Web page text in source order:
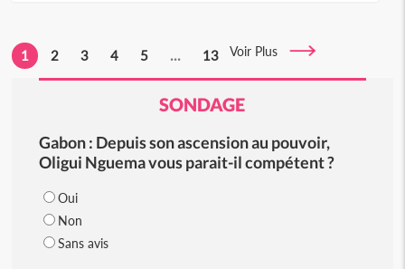
1 2 3 4 5 ... 13 Voir Plus
SONDAGE
Gabon : Depuis son ascension au pouvoir,
Oligui Nguema vous parait-il compétent ?
Oui
Non
Sans avis